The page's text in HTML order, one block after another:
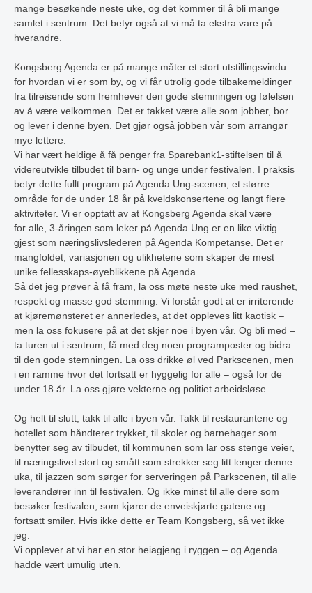
mange besøkende neste uke, og det kommer til å bli mange
samlet i sentrum. Det betyr også at vi må ta ekstra vare på
hverandre.
Kongsberg Agenda er på mange måter et stort utstillingsvindu
for hvordan vi er som by, og vi får utrolig gode tilbakemeldinger
fra tilreisende som fremhever den gode stemningen og følelsen
av å være velkommen. Det er takket være alle som jobber, bor
og lever i denne byen. Det gjør også jobben vår som arrangør
mye lettere.
Vi har vært heldige å få penger fra Sparebank1-stiftelsen til å
videreutvikle tilbudet til barn- og unge under festivalen. I praksis
betyr dette fullt program på Agenda Ung-scenen, et større
område for de under 18 år på kveldskonsertene og langt flere
aktiviteter. Vi er opptatt av at Kongsberg Agenda skal være
for alle, 3-åringen som leker på Agenda Ung er en like viktig
gjest som næringslivslederen på Agenda Kompetanse. Det er
mangfoldet, variasjonen og ulikhetene som skaper de mest
unike fellesskaps-øyeblikkene på Agenda.
Så det jeg prøver å få fram, la oss møte neste uke med raushet,
respekt og masse god stemning. Vi forstår godt at er irriterende
at kjøremønsteret er annerledes, at det oppleves litt kaotisk –
men la oss fokusere på at det skjer noe i byen vår. Og bli med –
ta turen ut i sentrum, få med deg noen programposter og bidra
til den gode stemningen. La oss drikke øl ved Parkscenen, men
i en ramme hvor det fortsatt er hyggelig for alle – også for de
under 18 år. La oss gjøre vekterne og politiet arbeidsløse.
Og helt til slutt, takk til alle i byen vår. Takk til restaurantene og
hotellet som håndterer trykket, til skoler og barnehager som
benytter seg av tilbudet, til kommunen som lar oss stenge veier,
til næringslivet stort og smått som strekker seg litt lenger denne
uka, til jazzen som sørger for serveringen på Parkscenen, til alle
leverandører inn til festivalen. Og ikke minst til alle dere som
besøker festivalen, som kjører de enveiskjørte gatene og
fortsatt smiler. Hvis ikke dette er Team Kongsberg, så vet ikke
jeg.
Vi opplever at vi har en stor heiagjeng i ryggen – og Agenda
hadde vært umulig uten.